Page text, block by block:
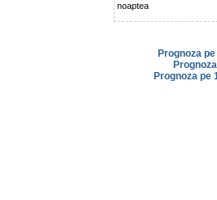
noaptea
Prognoza
Prognoza pe